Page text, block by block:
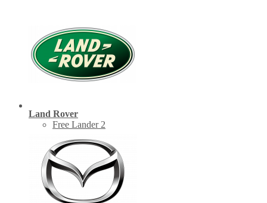
Land Rover
Free Lander 2